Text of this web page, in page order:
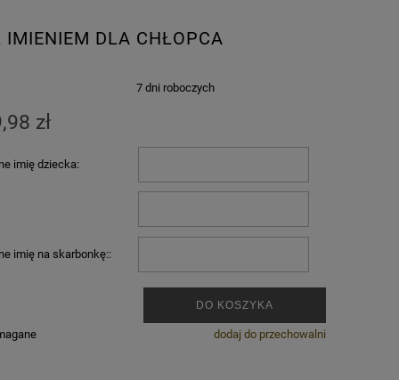
DLA CHŁOPCA
7 dni roboczych
zł
imię dziecka:
imię na skarbonkę::
DO KOSZYKA
dodaj do przechowalni